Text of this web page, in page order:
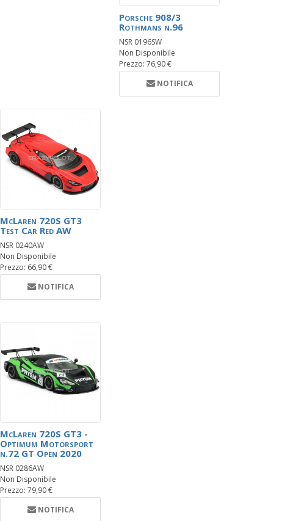
Porsche 908/3
Rothmans n.96
NSR 0196SW
Non Disponibile
Prezzo: 76,90 €
NOTIFICA
McLaren 720S GT3
Test Car Red AW
NSR 0240AW
Non Disponibile
Prezzo: 66,90 €
NOTIFICA
McLaren 720S GT3 -
Optimum Motorsport
n.72 GT Open 2020
NSR 0286AW
Non Disponibile
Prezzo: 79,90 €
NOTIFICA